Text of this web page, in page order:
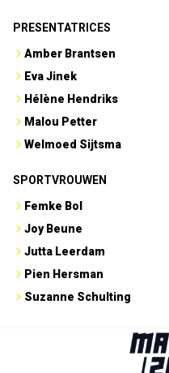
PRESENTATRICES
Amber Brantsen
Eva Jinek
Hélène Hendriks
Malou Petter
Welmoed Sijtsma
SPORTVROUWEN
Femke Bol
Joy Beune
Jutta Leerdam
Pien Hersman
Suzanne Schulting